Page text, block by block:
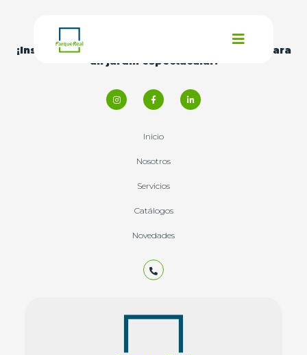
¡Inspírate con nuestras
para
un jardín espectacular!
Inicio
Nosotros
Servicios
Catálogos
Novedades